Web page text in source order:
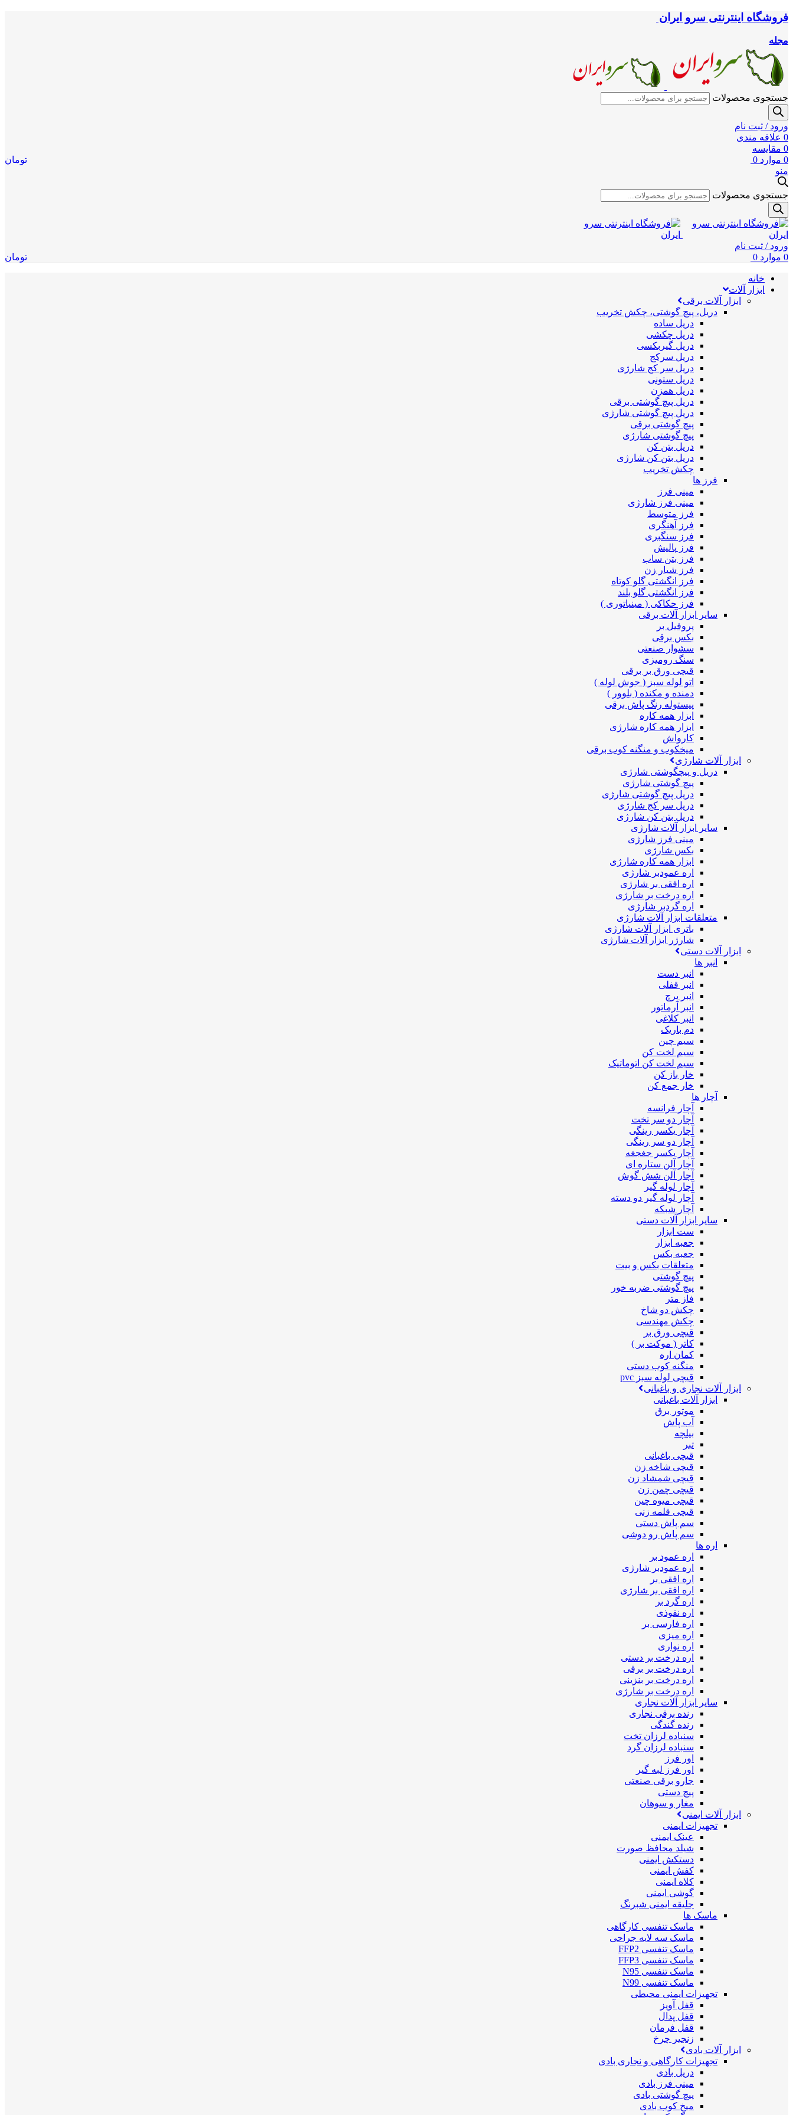
فروشگاه اینترنتی سرو ایران
مجله
جستجوی محصولات
ورود / ثبت نام
0 علاقه مندی
0 مقایسه
0 موارد 0
تومان
منو
جستجوی محصولات
ورود / ثبت نام
0 موارد 0 تومان
خانه
ابزار آلات
ابزار آلات برقی
دریل، پیچ گوشتی، چکش تخریب
دریل ساده
دریل چکشی
دریل گیربکسی
دریل سرکج
دریل سر کج شارژی
دریل ستونی
دریل همزن
دریل پیچ گوشتی برقی
دریل پیچ گوشتی شارژی
پیچ گوشتی برقی
پیچ گوشتی شارژی
دریل بتن کن
دریل بتن کن شارژی
چکش تخریب
فرز ها
مینی فرز
مینی فرز شارژی
فرز متوسط
فرز آهنگری
فرز سنگبری
فرز پالیش
فرز بتن ساب
فرز شیار زن
فرز انگشتی گلو کوتاه
فرز انگشتی گلو بلند
فرز حکاکی ( مینیاتوری )
سایر ابزار آلات برقی
پروفیل بر
بکس برقی
سشوار صنعتی
سنگ رومیزی
قیچی ورق بر برقی
اتو لوله سبز ( جوش لوله )
دمنده و مکنده ( بلوور )
پیستوله رنگ پاش برقی
ابزار همه کاره
ابزار همه کاره شارژی
کارواش
میخکوب و منگنه کوب برقی
ابزار آلات شارژی
دریل و پیچگوشتی شارژی
پیچ گوشتی شارژی
دریل پیچ گوشتی شارژی
دریل سر کج شارژی
دریل بتن کن شارژی
سایر ابزار آلات شارژی
مینی فرز شارژی
بکس شارژی
ابزار همه کاره شارژی
اره عمودبر شارژی
اره افقی بر شارژی
اره درخت بر شارژی
اره گردبر شارژی
متعلقات ابزار آلات شارژی
باتری ابزار آلات شارژی
شارژر ابزار آلات شارژی
ابزار آلات دستی
انبر ها
انبر دست
انبر قفلی
انبر پرچ
انبر آرماتور
انبر کلاغی
دم باریک
سیم چین
سیم لخت کن
سیم لخت کن اتوماتیک
خار باز کن
خار جمع کن
آچار ها
آچار فرانسه
آچار دو سر تخت
آچار یکسر رینگی
آچار دو سر رینگی
آچار یکسر جغجغه
آچار آلن ستاره ای
آچار آلن شش گوش
آچار لوله گیر
آچار لوله گیر دو دسته
آچار شبکه
سایر ابزار آلات دستی
ست ابزار
جعبه ابزار
جعبه بکس
متعلقات بکس و بیت
پیچ گوشتی
پیچ گوشتی ضربه خور
فاز متر
چکش دو شاخ
چکش مهندسی
قیچی ورق بر
کاتر ( موکت بر )
کمان اره
منگنه کوب دستی
قیچی لوله سبز pvc
ابزار آلات نجاری و باغبانی
ابزار آلات باغبانی
موتور برق
آب پاش
بیلچه
تبر
قیچی باغبانی
قیچی شاخه زن
قیچی شمشاد زن
قیچی چمن زن
قیچی میوه چین
قیچی قلمه زنی
سم پاش دستی
سم پاش رو دوشی
اره ها
اره عمود بر
اره عمودبر شارژی
اره افقی بر
اره افقی بر شارژی
اره گرد بر
اره نفوذی
اره فارسی بر
اره میزی
اره نواری
اره درخت بر دستی
اره درخت بر برقی
اره درخت بر بنزینی
اره درخت بر شارژی
سایر ابزار آلات نجاری
رنده برقی نجاری
رنده گندگی
سنباده لرزان تخت
سنباده لرزان گرد
اور فرز
اور فرز لبه گیر
جارو برقی صنعتی
پیچ دستی
مغار و سوهان
ابزار آلات ایمنی
تجهیزات ایمنی
عینک ایمنی
شیلد محافظ صورت
دستکش ایمنی
کفش ایمنی
کلاه ایمنی
گوشی ایمنی
جلیقه ایمنی شبرنگ
ماسک ها
ماسک تنفسی کارگاهی
ماسک سه لایه جراحی
ماسک تنفسی FFP2
ماسک تنفسی FFP3
ماسک تنفسی N95
ماسک تنفسی N99
تجهیزات ایمنی محیطی
قفل آویز
قفل پدال
قفل فرمان
زنجیر چرخ
ابزار آلات بادی
تجهیزات کارگاهی و نجاری بادی
دریل بادی
مینی فرز بادی
پیچ گوشتی بادی
میخ کوب بادی